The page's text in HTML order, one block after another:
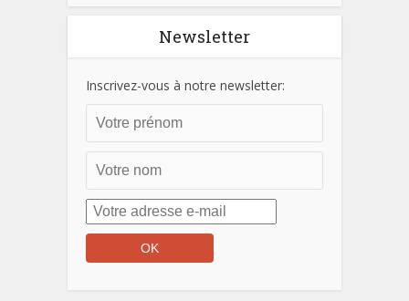
Newsletter
Inscrivez-vous à notre newsletter: